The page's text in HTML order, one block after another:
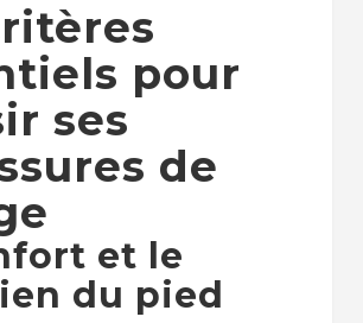
pour
ses
de
et le
du pied